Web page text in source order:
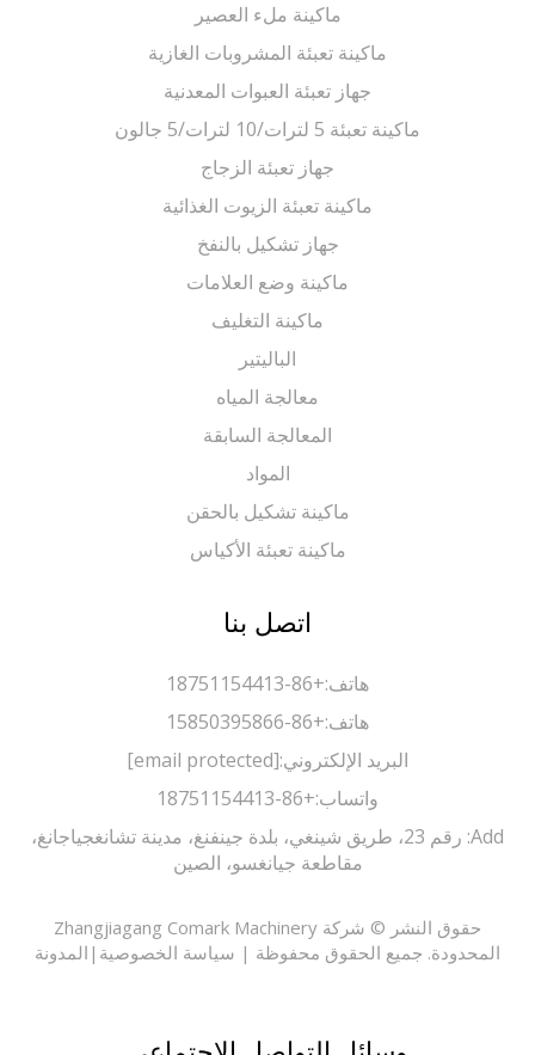
ماكينة ملء العصير
ماكينة تعبئة المشروبات الغازية
جهاز تعبئة العبوات المعدنية
ماكينة تعبئة 5 لترات/10 لترات/5 جالون
جهاز تعبئة الزجاج
ماكينة تعبئة الزيوت الغذائية
جهاز تشكيل بالنفخ
ماكينة وضع العلامات
ماكينة التغليف
الباليتير
معالجة المياه
المعالجة السابقة
ماكينة تشكيل بالحقن
ماكينة تعبئة الأكياس
اتصل بنا
+86-18751154413
+86-15850395866
البريد الإلكتروني:[email protected]
واتساب:+86-18751154413
Add: رقم 23، طريق شينغي، بلدة جينفنغ، مدينة تشانغجياجانغ،
مقاطعة جيانغسو، الصين
حقوق النشر © شركة Zhangjiagang Comark Machinery
جميع الحقوق محفوظة |سياسة الخصوصية|المدونة